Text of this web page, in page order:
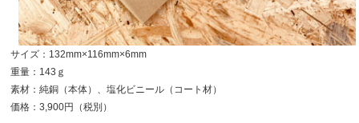
サイズ：132mm×116mm×6mm
重量：143ｇ
素材：純銅（本体）、塩化ビニール（コート材）
価格：3,900円（税別）